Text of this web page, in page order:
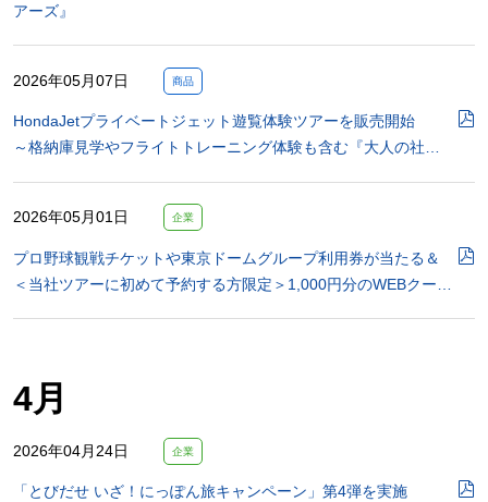
アーズ』
2026年05月07日 商品
HondaJetプライベートジェット遊覧体験ツアーを販売開始
～格納庫見学やフライトトレーニング体験も含む『大人の社…
2026年05月01日 企業
プロ野球観戦チケットや東京ドームグループ利用券が当たる＆
＜当社ツアーに初めて予約する方限定＞1,000円分のWEBクー…
4月
2026年04月24日 企業
「とびだせ いざ！にっぽん旅キャンペーン」第4弾を実施